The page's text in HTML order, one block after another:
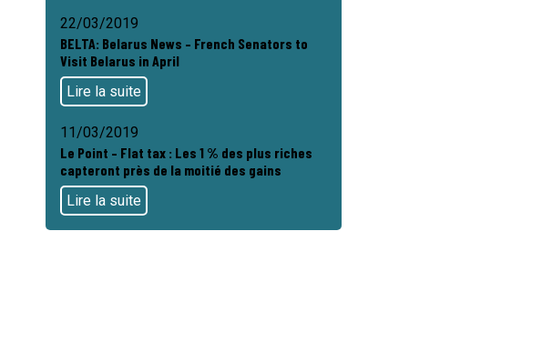
22/03/2019
BELTA: Belarus News – French Senators to
Visit Belarus in April
Lire la suite
11/03/2019
Le Point – Flat tax : Les 1 % des plus riches
capteront près de la moitié des gains
Lire la suite